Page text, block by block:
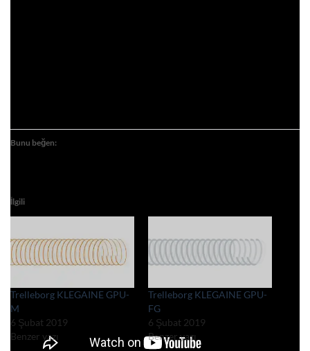
Bunu beğen:
İlgili
Trelleborg KLEGAINE GPU-
M
6 Şubat 2019
Benzer yazı
Trelleborg KLEGAINE GPU-
FG
6 Şubat 2019
Benzer yazı